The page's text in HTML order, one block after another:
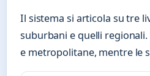
Il sistema si articola su tre
suburbani e quelli
e metropolitane, mentre le